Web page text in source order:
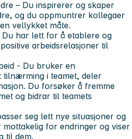
– Du inspirerer og skaper
og du oppmuntrer kollegaer
vellykket måte.
Du har lett for å etablere og
arbeidsrelasjoner til
- Du bruker en
tilnærming i teamet, deler
Du forsøker å fremme
og bidrar til teamets
seg lett nye situasjoner og
mottakelig for endringer og viser
til dem.